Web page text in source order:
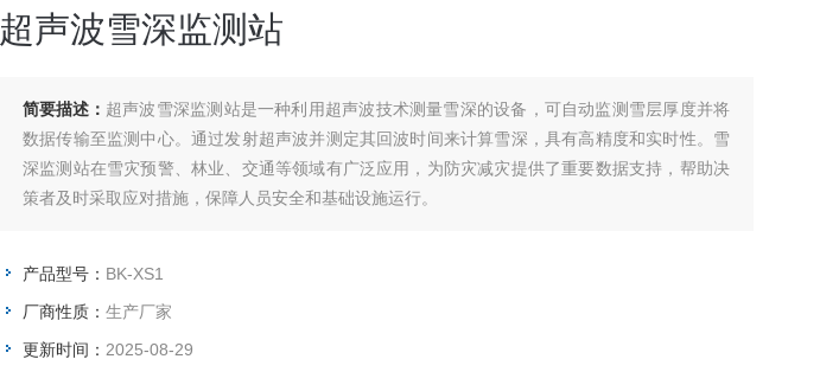
超声波雪深监测站
简要描述： 超声波雪深监测站是一种利用超声波技术测量雪深的设备，可自动监测雪层厚度并将
数据传输至监测中心。通过发射超声波并测定其回波时间来计算雪深，具有高精度和实时性。雪
深监测站在雪灾预警、林业、交通等领域有广泛应用，为防灾减灾提供了重要数据支持，帮助决
策者及时采取应对措施，保障人员安全和基础设施运行。
产品型号： BK-XS1
厂商性质： 生产厂家
更新时间： 2025-08-29